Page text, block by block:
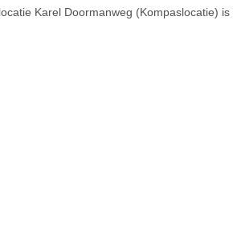
Karel Doormanweg (Kompaslocatie) is